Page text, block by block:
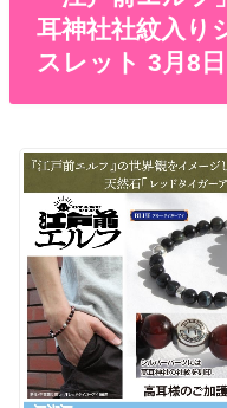
耳神社社紋入り
スレット 3月8